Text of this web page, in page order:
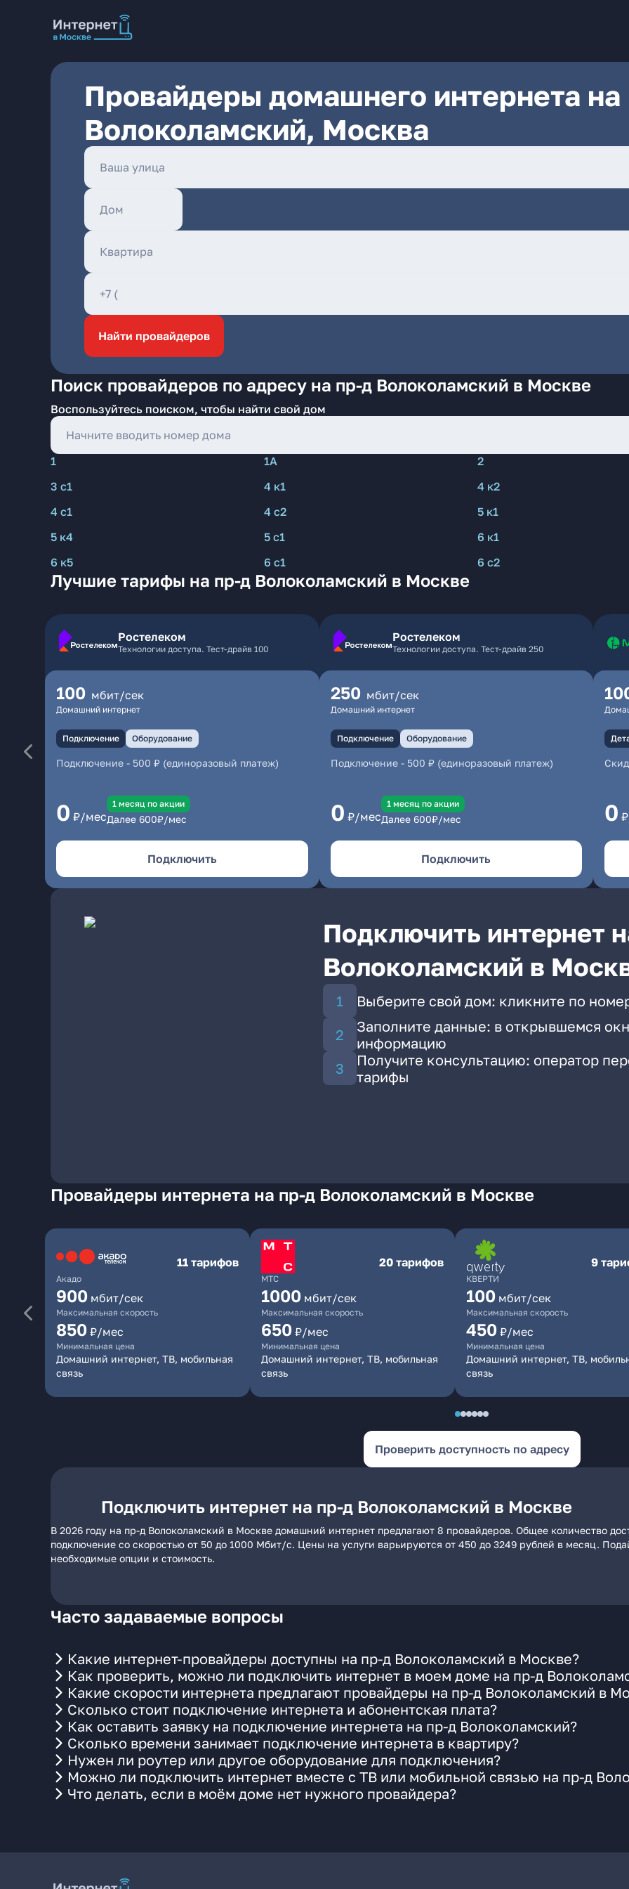
Провайдеры домашнего интернета на
Волоколамский, Москва
Найти провайдеров
Поиск провайдеров по адресу на пр-д Волоколамский в Москве
Воспользуйтесь поиском, чтобы найти свой дом
1 1А 2
3 с1
4 к1 4 к2
4 с1
4 с2 5 к1
5 к4
5 с1 6 к1
6 к5
6 с1 6 с2
Лучшие тарифы на пр-д Волоколамский в Москве
Ростелеком
Технологии доступа. Тест-драйв 100
100 мбит/сек
Домашний интернет
Подключение Оборудование
Подключение - 500 ₽ (единоразовый платеж)
0 ₽/мес
1 месяц по акции
Далее 600₽/мес
Подключить
Ростелеком
Технологии доступа. Тест-драйв 250
250 мбит/сек
Домашний интернет
Подключение Оборудование
Подключение- 500 ₽ (единоразовый платеж)
0 ₽/мес
1 месяц по акции
Далее 600₽/мес
Подключить
0
Подключить интернет
Волоколамский в
Выберите свой дом: кликните по
Заполните данные: в открывшемся
информацию
Получите консультацию: оператор
тарифы
Провайдеры интернета на пр-д Волоколамский в Москве
Акадо
11 тарифов
900 мбит/сек
Максимальная скорость
850 ₽/мес
Минимальная цена
Домашний интернет, ТВ, мобильная
связь
МТС
20 тарифов
1000 мбит/сек
Максимальная скорость
650 ₽/мес
Минимальная цена
Домашний интернет, ТВ, мобильная
связь
КВЕРТИ
9
100 мбит/сек
Максимальная скорость
450 ₽/мес
Минимальная цена
Домашний интернет, ТВ,
связь
Проверить доступность по адресу
Подключить интернет на пр-д Волоколамский в Москве
В 2026 году на пр-д Волоколамский в Москве домашний интернет предлагают 8 провайдеров. Общее количество
подключение со скоростью от 50 до 1000 Мбит/с. Цены на услуги варьируются от 450 до 3249 рублей в месяц.
необходимые опции и стоимость.
Часто задаваемые вопросы
Какие интернет-провайдеры доступны на пр-д Волоколамский в Москве?
Как проверить, можно ли подключить интернет в моем доме на пр-д
Какие скорости интернета предлагают провайдеры на пр-д Волоколамский в
Сколько стоит подключение интернета и абонентская плата?
Как оставить заявку на подключение интернета на пр-д Волоколамский?
Сколько времени занимает подключение интернета в квартиру?
Нужен ли роутер или другое оборудование для подключения?
Можно ли подключить интернет вместе с ТВ или мобильной связью на пр-д
Что делать, если в моём доме нет нужного провайдера?